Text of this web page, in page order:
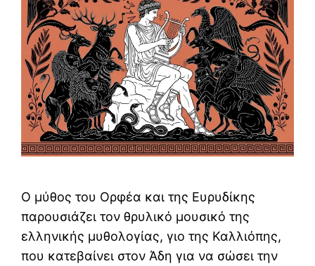
Ο μύθος του Ορφέα και της Ευρυδίκης
παρουσιάζει τον θρυλικό μουσικό της
ελληνικής μυθολογίας, γιο της Καλλιόπης,
που κατεβαίνει στον Άδη για να σώσει την